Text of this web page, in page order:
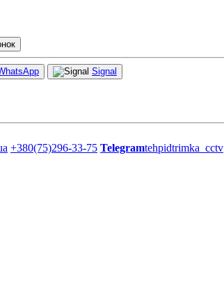
Signal
+380(75)296-33-75 Telegramtehpidtrimka_cctv